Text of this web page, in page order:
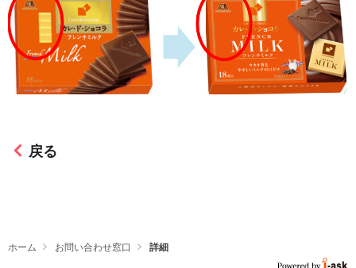
戻る
ホーム お問い合わせ窓口 詳細